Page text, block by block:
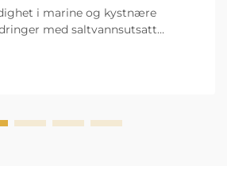
i marine og kystnære
med saltvannsutsatt
for å bide seg inn og rive ned
Den høye saltholdigheten